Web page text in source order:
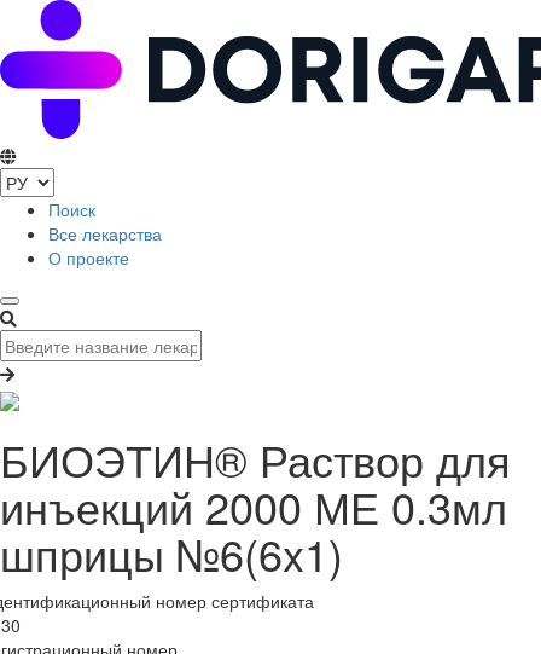
Поиск
Все лекарства
О проекте
БИОЭТИН® Раствор для
инъекций 2000 МЕ 0.3мл
шприцы №6(6x1)
номер сертификата
номер